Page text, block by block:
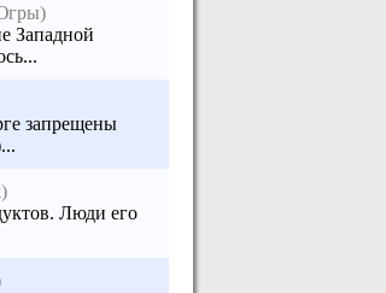
Западной
запрещены
Люди его